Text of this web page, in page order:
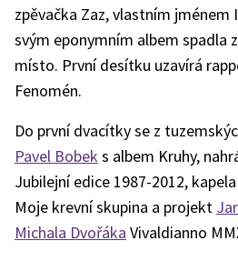
zpěvačka Zaz, vlastním jménem
svým eponymním albem spadla
místo. První desítku uzavírá
Fenomén.
Do první dvacítky se z
Pavel Bobek s albem Kruhy,
Jubilejní edice 1987-2012,
Moje krevní skupina a projekt
Michala Dvořáka Vivaldianno